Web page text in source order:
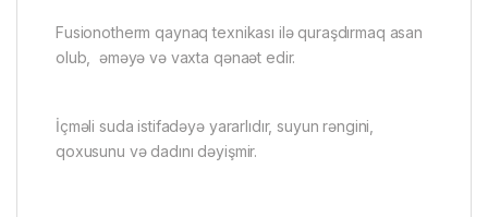
Fusionotherm qaynaq texnikası ilə quraşdırmaq asan
olub, əməyə və vaxta qənaət edir.
İçməli suda istifadəyə yararlıdır, suyun rəngini,
qoxusunu və dadını dəyişmir.